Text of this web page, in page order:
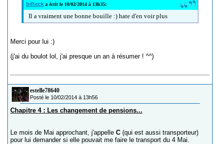
bifteck a écrit le 10/02/2014 à 13h35:
Il a vraiment une bonne bouille :) hate d'en voir plus
Merci pour lui :)
(j'ai du boulot lol, j'ai presque un an à résumer ! ^^)
estelle78640
Posté le 10/02/2014 à 13h56
Chapitre 4 : Les changement de pensions...
Le mois de Mai approchant, j'appelle C (qui est aussi transporteur)
pour lui demander si elle pouvait me faire le transport du 4 Mai.